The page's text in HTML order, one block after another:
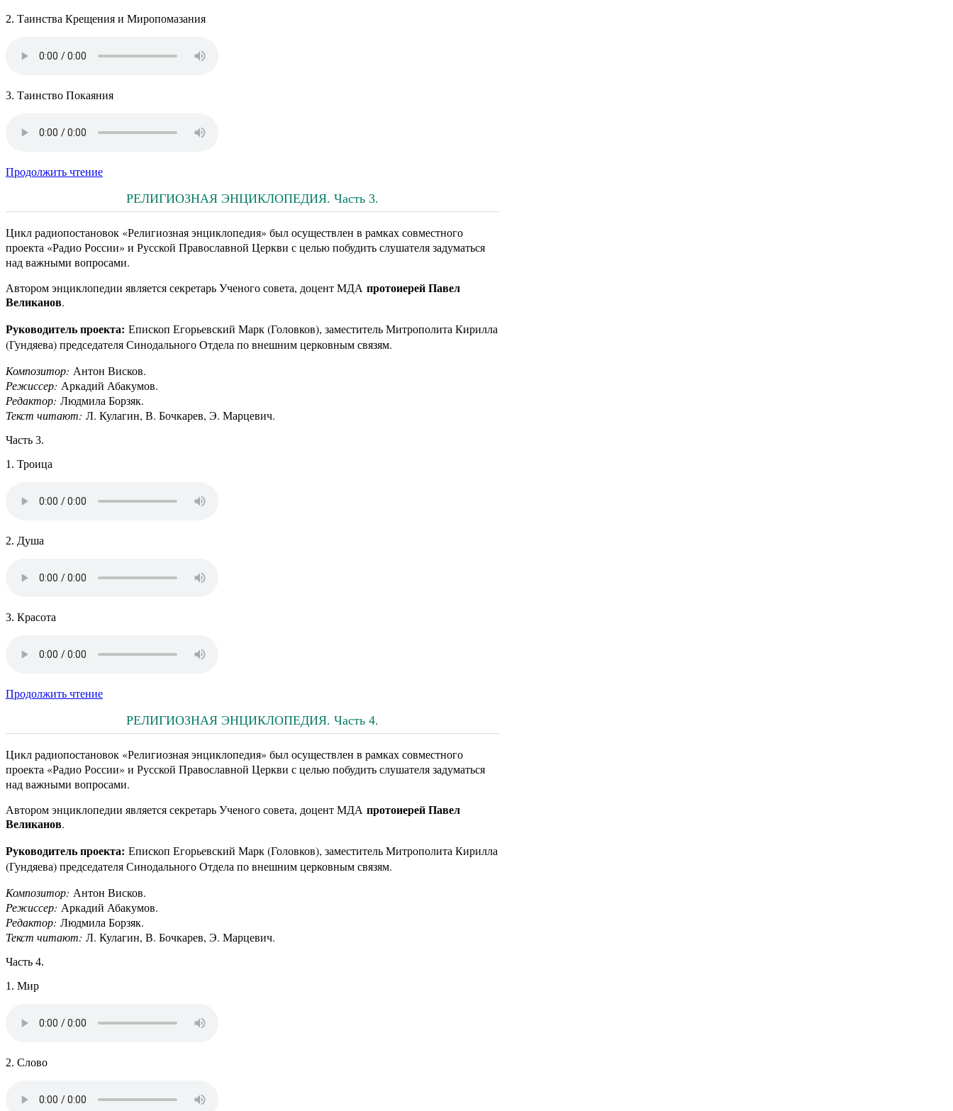
2. Таинства Крещения и Миропомазания
3. Таинство Покаяния
Продолжить чтение
РЕЛИГИОЗНАЯ ЭНЦИКЛОПЕДИЯ. Часть 3.
Цикл радиопостановок «Религиозная энциклопедия» был осуществлен в рамках совместного
проекта «Радио России» и Русской Православной Церкви с целью побудить слушателя задуматься
над важными вопросами.
Автором энциклопедии является секретарь Ученого совета, доцент МДА протоиерей Павел
Великанов.
Руководитель проекта: Епископ Егорьевский Марк (Головков), заместитель Митрополита Кирилла
(Гундяева) председателя Синодального Отдела по внешним церковным связям.
Композитор: Антон Висков.
Режиссер: Аркадий Абакумов.
Редактор: Людмила Борзяк.
Текст читают: Л. Кулагин, В. Бочкарев, Э. Марцевич.
Часть 3.
1. Троица
2. Душа
3. Красота
Продолжить чтение
РЕЛИГИОЗНАЯ ЭНЦИКЛОПЕДИЯ. Часть 4.
Цикл радиопостановок «Религиозная энциклопедия» был осуществлен в рамках совместного
проекта «Радио России» и Русской Православной Церкви с целью побудить слушателя задуматься
над важными вопросами.
Автором энциклопедии является секретарь Ученого совета, доцент МДА протоиерей Павел
Великанов.
Руководитель проекта: Епископ Егорьевский Марк (Головков), заместитель Митрополита Кирилла
(Гундяева) председателя Синодального Отдела по внешним церковным связям.
Композитор: Антон Висков.
Режиссер: Аркадий Абакумов.
Редактор: Людмила Борзяк.
Текст читают: Л. Кулагин, В. Бочкарев, Э. Марцевич.
Часть 4.
1. Мир
2. Слово